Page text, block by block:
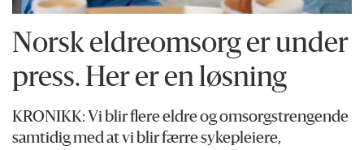
Norsk eldreomsorg er under
press. Her er en løsning
KRONIKK: Vi blir flere eldre og omsorgstrengende
samtidig med at vi blir færre sykepleiere,